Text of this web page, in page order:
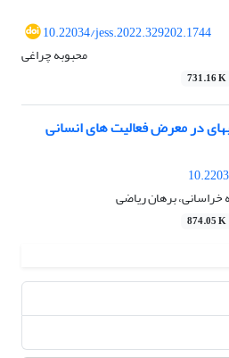
10.22034/jess.2022.329202.1744
محبوبه چراغی
731.16 K
در معرض فعالیت های انسانی
خراسانی، برهان ریاضی
874.05 K